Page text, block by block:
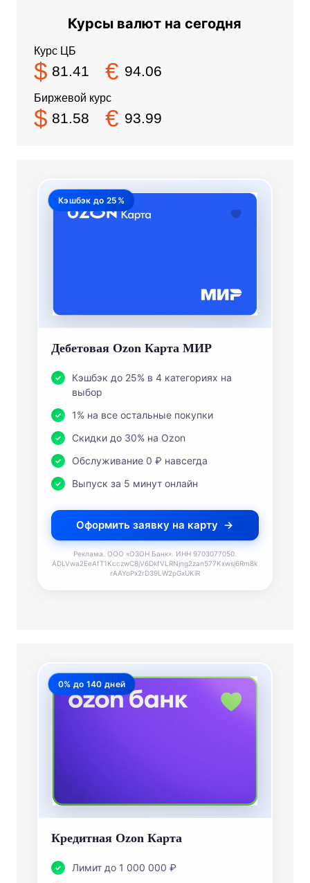
Курсы валют на сегодня
Курс ЦБ
$ 81.41 € 94.06
Биржевой курс
$ 81.58 € 93.99
Кэшбэк до 25%
Дебетовая Ozon Карта МИР
Кэшбэк до 25% в 4 категориях на
выбор
1% на все остальные покупки
Скидки до 30% на Ozon
Обслуживание 0 ₽ навсегда
Выпуск за 5 минут онлайн
Оформить заявку на карту
Реклама. ООО «ОЗОН Банк». ИНН 9703077050.
ADLVwa2EeAfT1KcczwC8jV6DkfVLRNjng2zan577Kxwsj6Rm8k
rAAYoPx2rD39LW2pGxUKiR
0% до 140 дней
Кредитная Ozon Карта
Лимит до 1 000 000 ₽